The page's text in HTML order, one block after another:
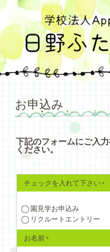
お申込み
下記のフォームにご入
ください。
チェックを入れて下さい
園見学お申込み
リクルートエントリー
お名前